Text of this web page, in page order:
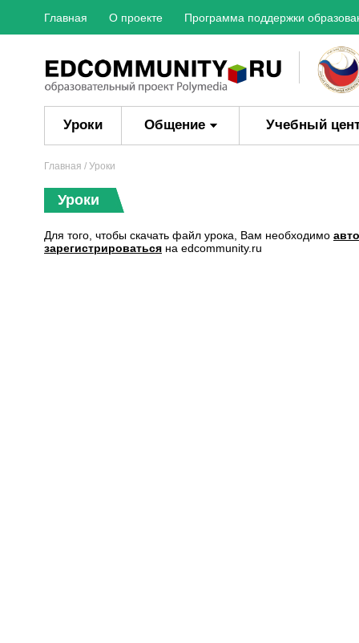
Главная О проекте Программа поддержки
Уроки Общение Учебный
Главная / Уроки
Уроки
Для того, чтобы скачать файл урока, Вам необходимо
зарегистрироваться на edcommunity.ru